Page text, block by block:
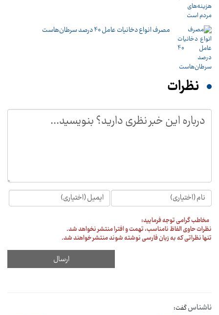
مصرف انواع دخانیات عامل 40 درصد سرطان‌هاست
نظرات
مخاطب گرامی توجه فرمایید:
نظرات حاوی الفاظ نامناسب، تهمت و افترا منتشر نخواهد شد.
تنها نظراتی که به زبان فارسی نوشته شوند منتشر خواهند شد.
ناشناسگفت: